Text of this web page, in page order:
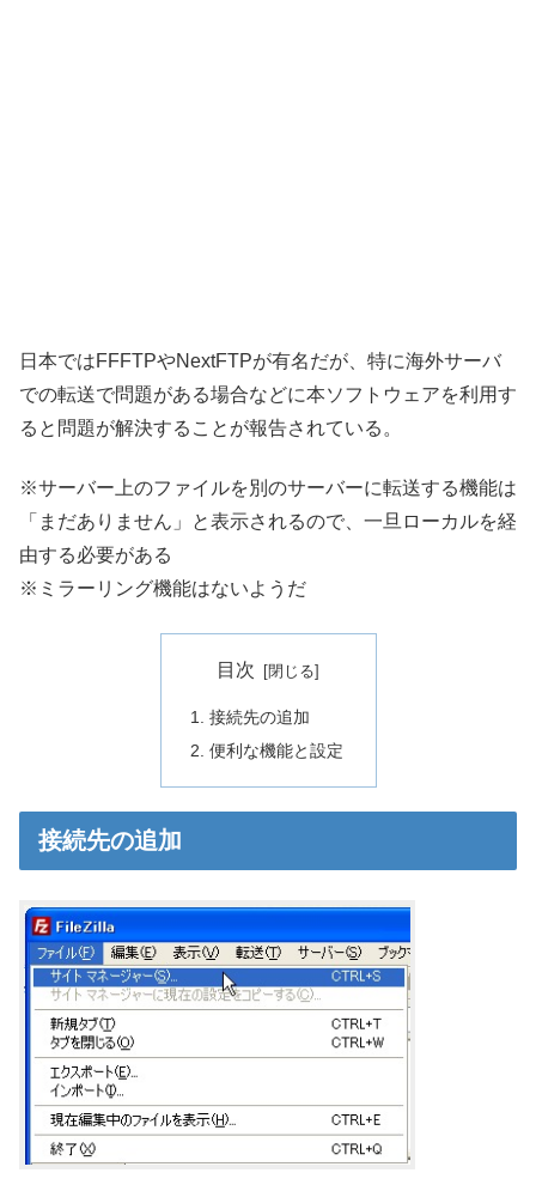
日本ではFFFTPやNextFTPが有名だが、特に海外サーバ
での転送で問題がある場合などに本ソフトウェアを利用す
ると問題が解決することが報告されている。
※サーバー上のファイルを別のサーバーに転送する機能は
「まだありません」と表示されるので、一旦ローカルを経
由する必要がある
※ミラーリング機能はないようだ
目次
接続先の追加
便利な機能と設定
接続先の追加